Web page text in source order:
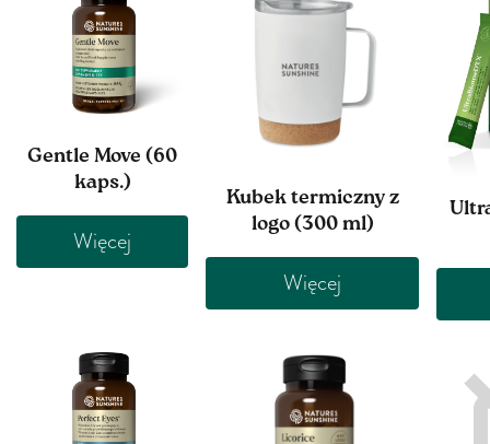
Gentle Move (60
kaps.)
Więcej
Kubek termiczny z
logo (300 ml)
Więcej